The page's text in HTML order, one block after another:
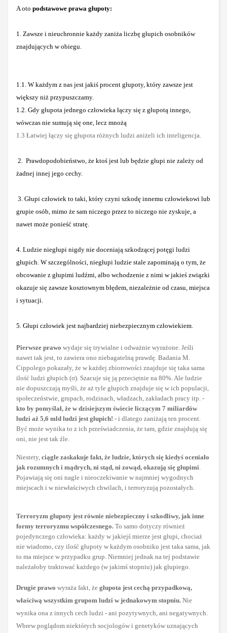
A oto podstawowe prawa głupoty:
1. Zawsze i nieuchronnie każdy zaniża liczbę głupich osobników
znajdujących w obiegu.
1.1. W każdym z nas jest jakiś procent głupoty, który zawsze jest
większy niż przypuszczamy.
1.2. Gdy głupota jednego człowieka łączy się z głupotą innego,
wówczas nie sumują się one, lecz mnożą
1.3 Łatwiej łączy się głupota różnych ludzi aniżeli ich inteligencja.
2. Prawdopodobieństwo, że ktoś jest lub będzie głupi nie zależy od
żadnej innej jego cechy.
3. Głupi człowiek to taki, który czyni szkodę innemu człowiekowi lub
grupie osób, mimo że sam niczego przez to niczego nie zyskuje, a
nawet może ponieść stratę.
4. Ludzie niegłupi nigdy nie doceniają szkodzącej potęgi ludzi
głupich. W szczególności, niegłupi ludzie stale zapominają o tym, że
obcowanie z głupimi ludźmi, albo wchodzenie z nimi w jakieś związki
okazuje się zawsze kosztownym błędem, niezależnie od czasu, miejsca
i sytuacji.
5. Głupi człowiek jest najbardziej niebezpiecznym człowiekiem.
Pierwsze prawo wydaje się trywialne i odważnie wyrażone. Jeśli
nawet tak jest, to zawiera ono niebagatelną prawdę. Badania M.
Cippolego pokazały, że w każdej zbiorowości znajduje się taka sama
ilość ludzi głupich (σ). Szacuje się ją przeciętnie na 80%. Ale ludzie
nie dopuszczają myśli, że aż tyle głupich znajduje się w ich populacji,
społeczeństwie, grupach, rodzinach, władzach, zakładach pracy itp. -
kto by pomyślał, że w dzisiejszym świecie liczącym 7 miliardów
ludzi aż 5,6 mld ludzi jest głupich! - i dlatego zaniżają ten procent.
Być może wynika to z ich przeświadczenia, że tam, gdzie znajdują się
oni, nie jest tak źle.
Niestety, ciągle zaskakuje fakt, że ludzie, których się kiedyś oceniało
jak rozumnych i mądrych, ni stąd, ni zowąd, okazują się głupimi.
Pojawiają się oni nagle i nieoczekiwanie w najmniej wygodnych
miejscach i w niewłaściwych chwilach, i terroryzują pozostałych.
Terroryzm głupoty jest równie niebezpieczny i szkodliwy, jak inne
formy terroryzmu współczesnego. To samo dotyczy również
pojedynczego człowieka: każdy w jakiejś mierze jest głupi, chociaż
nie wiadomo, czy ilość głupoty w każdym osobniku jest taka sama, jak
to ma miejsce w przypadku grup. Niemniej jednak na tej podstawie
należałoby traktować każdego (w jakimś stopniu) jak głupiego.
Drugie prawo wyraża fakt, że głupota jest cechą przypadkową,
właściwą wszystkim grupom ludzi w jednakowym stopniu. Nie
wynika ona z innych cech ludzi - ani pozytywnych, ani negatywnych.
Wbrew poglądom niektórych socjologów i genetyków uznających